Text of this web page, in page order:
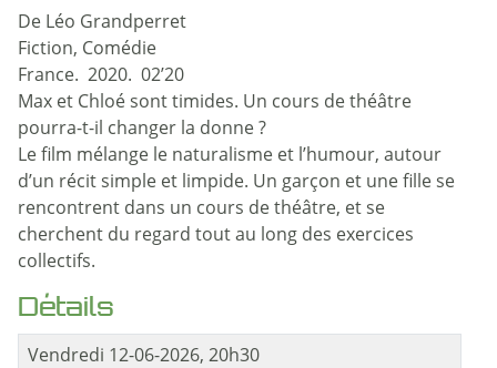
De Léo Grandperret
Fiction, Comédie
France. 2020. 02’20
Max et Chloé sont timides. Un cours de théâtre
pourra-t-il changer la donne ?
Le film mélange le naturalisme et l’humour, autour
d’un récit simple et limpide. Un garçon et une fille se
rencontrent dans un cours de théâtre, et se
cherchent du regard tout au long des exercices
collectifs.
Détails
Vendredi 12-06-2026, 20h30